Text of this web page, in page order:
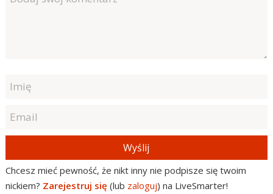
Wyślij
Chcesz mieć pewność, że nikt inny nie podpisze się twoim
nickiem? Zarejestruj się (lub zaloguj) na LiveSmarter!